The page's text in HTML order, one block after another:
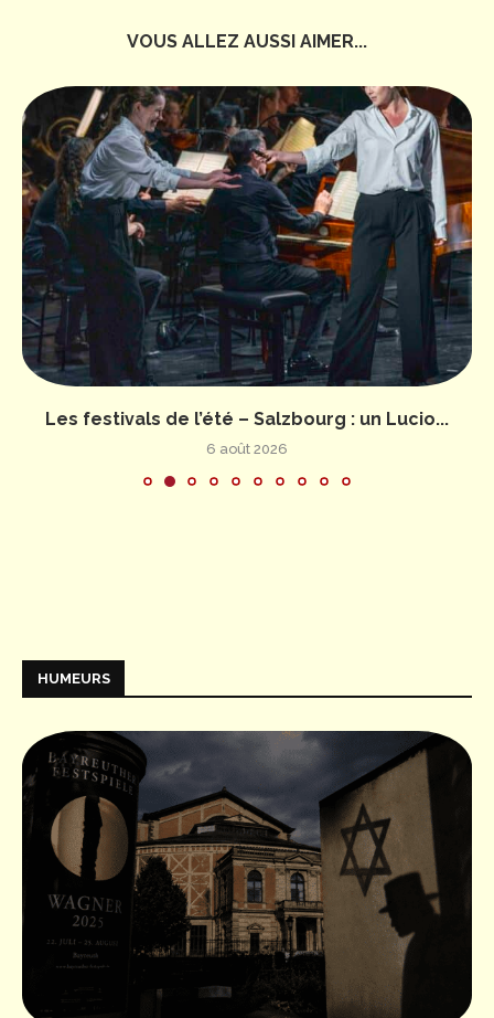
VOUS ALLEZ AUSSI AIMER...
Les festivals de l’été – Salzbourg : un Lucio...
6 août 2026
HUMEURS